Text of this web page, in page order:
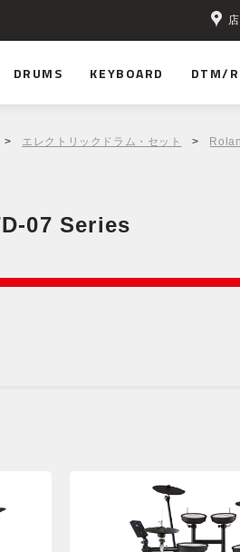
DRUMS KEYBOARD DTM/
> エレクトリックドラム・セット >
07 Series